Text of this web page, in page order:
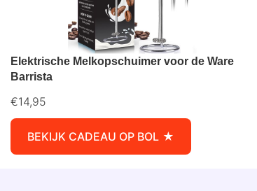
Elektrische Melkopschuimer voor de Ware
Barrista
€14,95
BEKIJK CADEAU OP BOL